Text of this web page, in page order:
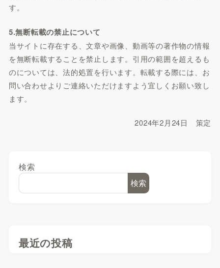
す。
5.無断転載の禁止について
当サイトに存在する、文章や画像、動画等の著作物の情報
を無断転載することを禁止します。引用の範囲を超えるも
のについては、法的処置を行います。転載する際には、お
問い合わせよりご連絡いただけますよう宜しくお願い致し
ます。
2024年2月24日 策定
検索
検索
最近の投稿